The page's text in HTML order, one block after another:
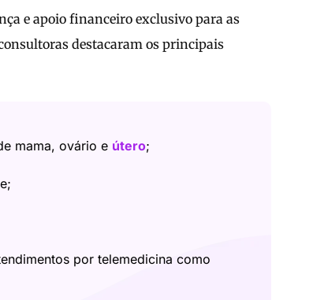
e apoio financeiro exclusivo para as
destacaram os principais
mama, ovário e útero;
por telemedicina como